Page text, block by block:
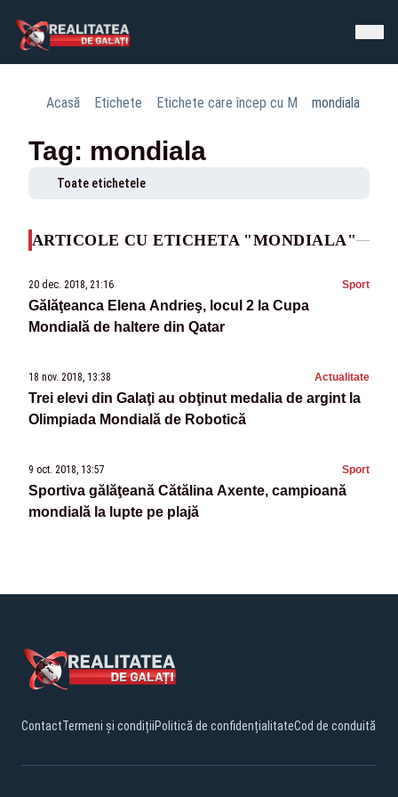
Acasă Etichete Etichete care încep cu M mondiala
Tag: mondiala
Toate etichetele
ARTICOLE CU ETICHETA "MONDIALA"
20 dec. 2018, 21:16 Sport
Gălăţeanca Elena Andrieş, locul 2 la Cupa
Mondială de haltere din Qatar
18 nov. 2018, 13:38 Actualitate
Trei elevi din Galaţi au obţinut medalia de argint la
Olimpiada Mondială de Robotică
9 oct. 2018, 13:57 Sport
Sportiva gălăţeană Cătălina Axente, campioană
mondială la lupte pe plajă
ContactTermeni și condițiiPolitică de confidențialitateCod de conduită